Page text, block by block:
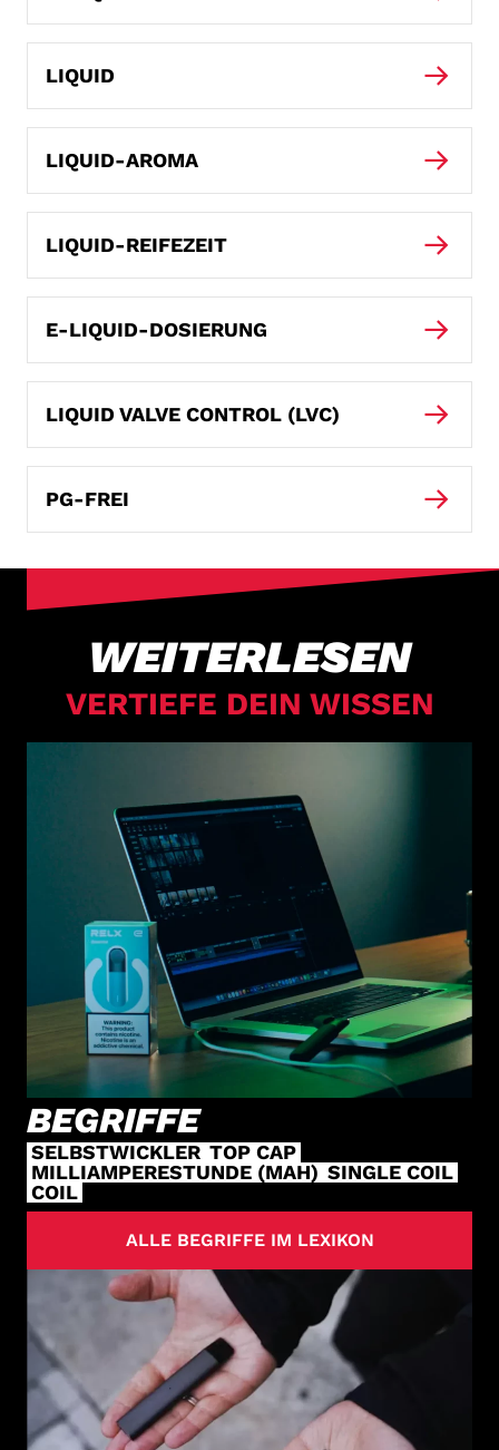
LIQUID
LIQUID-AROMA
LIQUID-REIFEZEIT
E-LIQUID-DOSIERUNG
LIQUID VALVE CONTROL (LVC)
PG-FREI
WEITERLESEN
VERTIEFE DEIN WISSEN
BEGRIFFE
SELBSTWICKLER TOP CAP
MILLIAMPERESTUNDE (MAH) SINGLE COIL
COIL
ALLE BEGRIFFE IM LEXIKON